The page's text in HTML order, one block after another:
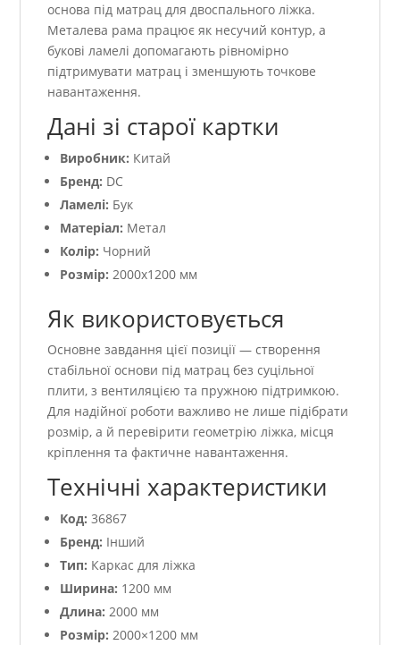
основа під матрац для двоспального ліжка.
Металева рама працює як несучий контур, а
букові ламелі допомагають рівномірно
підтримувати матрац і зменшують точкове
навантаження.
Дані зі старої картки
Виробник: Китай
Бренд: DC
Ламелі: Бук
Матеріал: Метал
Колір: Чорний
Розмір: 2000х1200 мм
Як використовується
Основне завдання цієї позиції — створення
стабільної основи під матрац без суцільної
плити, з вентиляцією та пружною підтримкою.
Для надійної роботи важливо не лише підібрати
розмір, а й перевірити геометрію ліжка, місця
кріплення та фактичне навантаження.
Технічні характеристики
Код: 36867
Бренд: Інший
Тип: Каркас для ліжка
Ширина: 1200 мм
Длина: 2000 мм
Розмір: 2000×1200 мм